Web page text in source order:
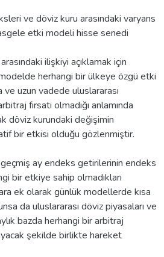
ve döviz kuru arasındaki varyans
etki modeli hisse senedi
ilişkiyi açıklamak için
herhangi bir ülkeye özgü etki
ve uzun vadede uluslararası
fırsatı olmadığı anlamında
döviz kurundaki değişimin
bir etkisi olduğu gözlenmiştir.
ay endeks getirilerinin endeks
bir etkiye sahip olmadıkları
ek olarak günlük modellerde kısa
da uluslararası döviz piyasaları ve
bazda herhangi bir arbitraj
şekilde birlikte hareket